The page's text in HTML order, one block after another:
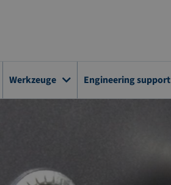
Werkzeuge Engineering support